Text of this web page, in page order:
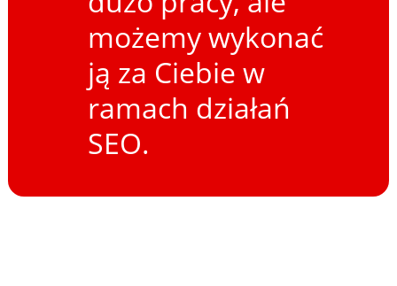
możemy wykonać
ją za Ciebie w
ramach działań
SEO.